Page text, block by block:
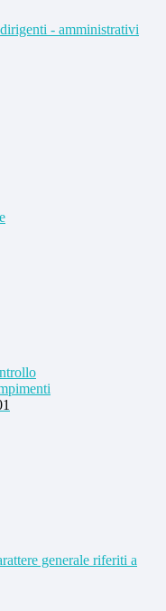
- amministrativi
generale riferiti a